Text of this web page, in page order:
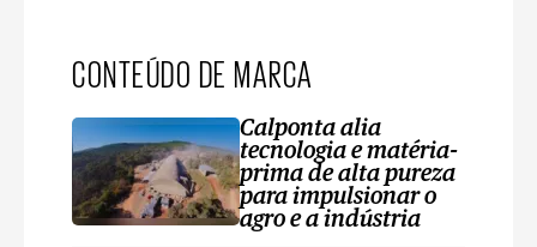
CONTEÚDO DE MARCA
Calponta alia
tecnologia e matéria-
prima de alta pureza
para impulsionar o
agro e a indústria